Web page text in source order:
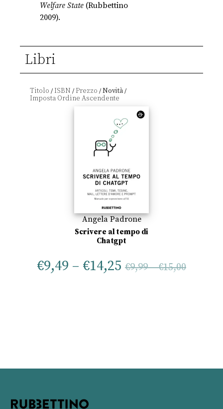
Welfare State (Rubbettino
2009).
Libri
Titolo /ISBN /Prezzo /Novità/
Angela Padrone
Scrivere al tempo di
Chatgpt
€9,49 – €14,25 €9,99–€15,00